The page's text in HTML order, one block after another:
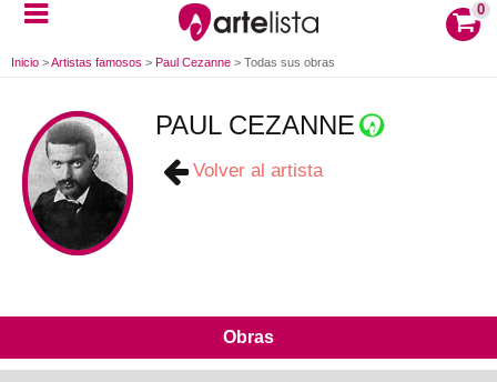
0
Inicio >Artistas famosos > Paul Cezanne > Todas sus obras
PAUL CEZANNE
Volver al artista
Obras